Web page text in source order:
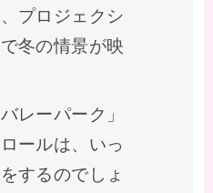
プロジェクシ
冬の情景が映
レーパーク」
ールは、いっ
するのでしょ